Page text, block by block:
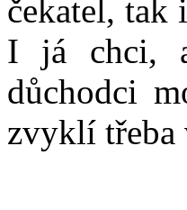
čekatel, tak
I já chci,
důchodci
zvyklí třeba